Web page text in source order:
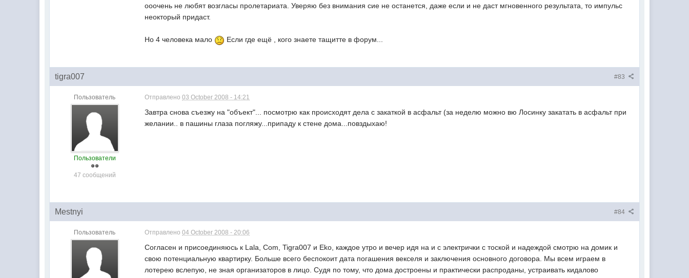
ооочень не любят возгласы пролетариата. Уверяю без внимания сие не останется, даже если и не даст мгновенного результата, то импульс
неокторый придаст.
Но 4 человека мало Если где ещё , кого знаете тащитте в форум...
#83
tigra007
Пользователь
Пользователи
47 сообщений
Отправлено03 October 2008 - 14:21
Завтра снова съезжу на "объект"... посмотрю как происходят дела с закаткой в асфальт (за неделю можно вю Лосинку закатать в асфальт при
желании.. в пашины глаза погляжу...припаду к стене дома...повздыхаю!
#84
Mestnyi
Пользователь Отправлено04 October 2008 - 20:06
Согласен и присоединяюсь к Lala, Com, Tigra007 и Eko, каждое утро и вечер идя на и с электрички с тоской и надеждой смотрю на домик и
свою потенциальную квартирку. Больше всего беспокоит дата погашения векселя и заключения основного договора. Мы всем играем в
лотерею вслепую, не зная организаторов в лицо. Судя по тому, что дома достроены и практически распроданы, устраивать кидалово